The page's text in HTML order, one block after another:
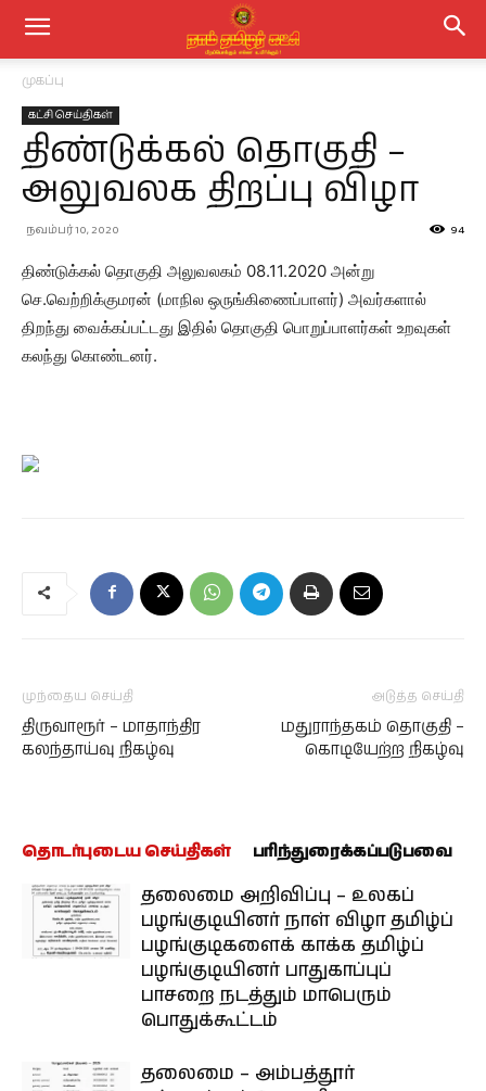
முகப்பு
கட்சி செய்திகள்
திண்டுக்கல் தொகுதி –
அலுவலக திறப்பு விழா
நவம்பர் 10, 2020 94
திண்டுக்கல் தொகுதி அலுவலகம் 08.11.2020 அன்று
செ.வெற்றிக்குமரன் (மாநில ஒருங்கிணைப்பாளர்) அவர்களால்
திறந்து வைக்கப்பட்டது இதில் தொகுதி பொறுப்பாளர்கள் உறவுகள்
கலந்து கொண்டனர்.
முந்தைய செய்தி
திருவாரூர் – மாதாந்திர
கலந்தாய்வு நிகழ்வு
அடுத்த செய்தி
மதுராந்தகம் தொகுதி –
கொடியேற்ற நிகழ்வு
தொடர்புடைய செய்திகள் பரிந்துரைக்கப்படுபவை
தலைமை அறிவிப்பு – உலகப்
பழங்குடியினர் நாள் விழா தமிழ்ப்
பழங்குடிகளைக் காக்க தமிழ்ப்
பழங்குடியினர் பாதுகாப்புப்
பாசறை நடத்தும் மாபெரும்
பொதுக்கூட்டம்
தலைமை – அம்பத்தூர்